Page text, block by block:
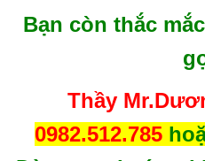
0982.512.785
Đừng ngại cứ gọi